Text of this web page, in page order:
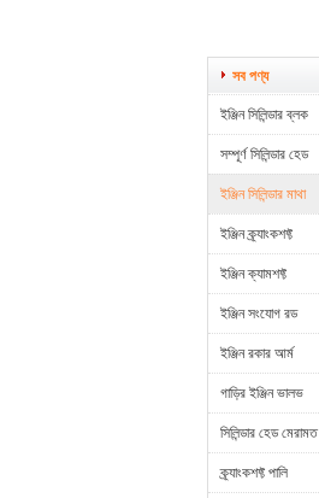
সব পণ্য
ইঞ্জিন সিলিন্ডার ব্লক
সম্পূর্ণ সিলিন্ডার হেড
ইঞ্জিন সিলিন্ডার মাথা
ইঞ্জিন ক্র্যাংকশফ্ট
ইঞ্জিন ক্যামশফ্ট
ইঞ্জিন সংযোগ রড
ইঞ্জিন রকার আর্ম
গাড়ির ইঞ্জিন ভালভ
সিলিন্ডার হেড মেরামত
ক্র্যাংকশফ্ট পালি